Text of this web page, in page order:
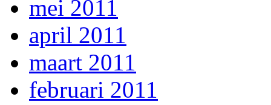
mei 2011
april 2011
maart 2011
februari 2011